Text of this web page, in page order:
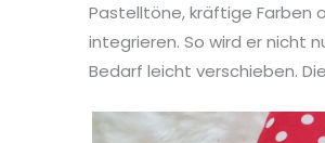
Pastelltöne, kräftige Farben
integrieren. So wird er nicht
Bedarf leicht verschieben.